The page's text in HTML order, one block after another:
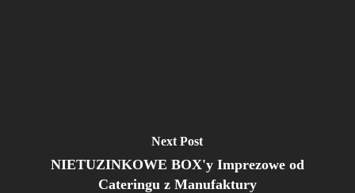
Next Post
NIETUZINKOWE BOX'y Imprezowe od
Cateringu z Manufaktury